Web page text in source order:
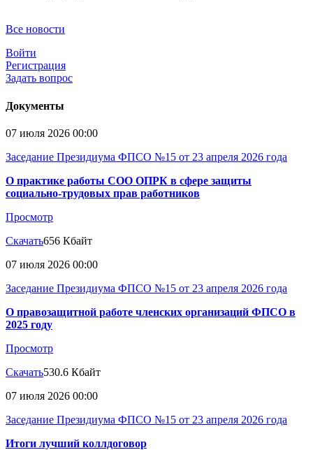
Все новости
Войти
Регистрация
Задать вопрос
Документы
07 июля 2026 00:00
Заседание Президиума ФПСО №15 от 23 апреля 2026 года
О практике работы СОО ОПРК в сфере защиты
социально-трудовых прав работников
Просмотр
Скачать656 Кбайт
07 июля 2026 00:00
Заседание Президиума ФПСО №15 от 23 апреля 2026 года
О правозащитной работе членских организаций ФПСО в
2025 году
Просмотр
Скачать530.6 Кбайт
07 июля 2026 00:00
Заседание Президиума ФПСО №15 от 23 апреля 2026 года
Итоги лучший коллдоговор